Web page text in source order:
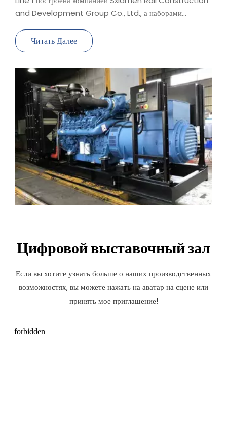
and Development Group Co., Ltd., а наборами
компанией. Модель Genset-YCW-1500T5, управляемая
Yuchai YC12VTD2000-D30 Hightretage Common Rail
Читать Далее
Цифровой выставочный зал
Если вы хотите узнать больше о наших производственных
возможностях, вы можете нажать на аватар на сцене или
принять мое приглашение!